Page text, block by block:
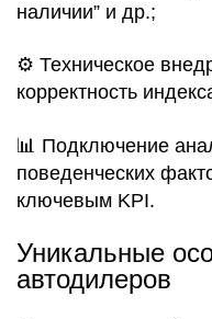
наличии” и др.;
⚙️ Техническое
корректность
📊 Подключение
поведенческих
ключевым KPI.
Уникальные
автодилеров